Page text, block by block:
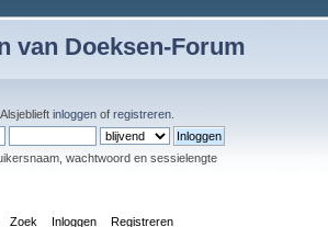
van Doeksen-Forum
. Alsjeblieft inloggen of registreren
wachtwoord en sessielengte
Zoek Inloggen Registreren